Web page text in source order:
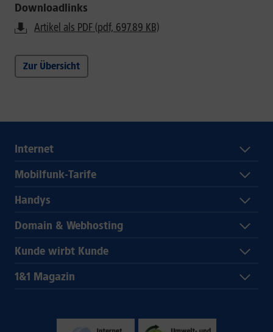
Downloadlinks
Artikel als PDF (pdf, 697.89 KB)
Zur Übersicht
Internet
Mobilfunk-Tarife
Handys
Domain & Webhosting
Kunde wirbt Kunde
1&1 Magazin